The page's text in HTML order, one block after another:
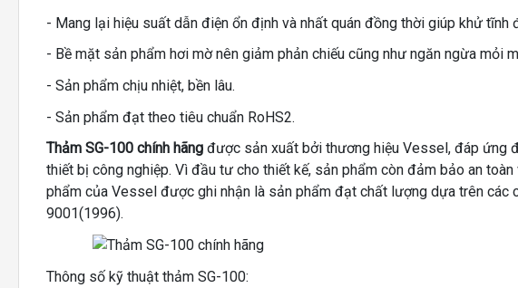
- Mang lại hiệu suất dẫn điện ổn định và nhất quán đồng thời giúp khử tĩnh
- Bề mặt sản phẩm hơi mờ nên giảm phản chiếu cũng như ngăn ngừa mỏi
- Sản phẩm chịu nhiệt, bền lâu.
- Sản phẩm đạt theo tiêu chuẩn RoHS2.
Thảm SG-100 chính hãng được sản xuất bởi thương hiệu Vessel, đáp ứng
thiết bị công nghiệp. Vì đầu tư cho thiết kế, sản phẩm còn đảm bảo an
phẩm của Vessel được ghi nhận là sản phẩm đạt chất lượng dựa trên các
9001(1996).
Thông số kỹ thuật thảm SG-100: